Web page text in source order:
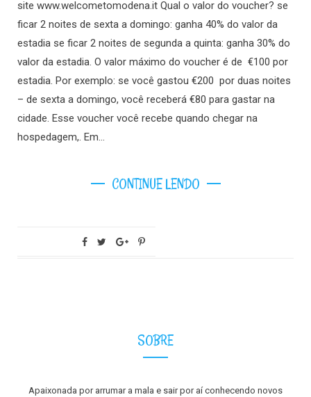
site www.welcometomodena.it Qual o valor do voucher? se
ficar 2 noites de sexta a domingo: ganha 40% do valor da
estadia se ficar 2 noites de segunda a quinta: ganha 30% do
valor da estadia. O valor máximo do voucher é de €100 por
estadia. Por exemplo: se você gastou €200 por duas noites
– de sexta a domingo, você receberá €80 para gastar na
cidade. Esse voucher você recebe quando chegar na
hospedagem,. Em…
CONTINUE LENDO
SOBRE
Apaixonada por arrumar a mala e sair por aí conhecendo novos